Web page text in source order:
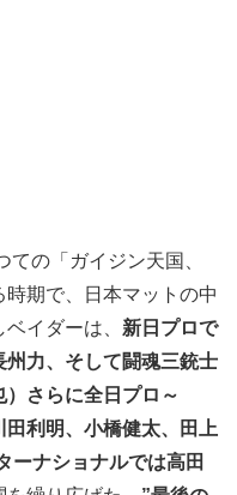
の「ガイジン天国、
期で、日本マットの中
イダーは、 新日プロで
力、そして闘魂三銃士
）さらに全日プロ～
利明、小橋健太、田上
ーナショナルでは高田